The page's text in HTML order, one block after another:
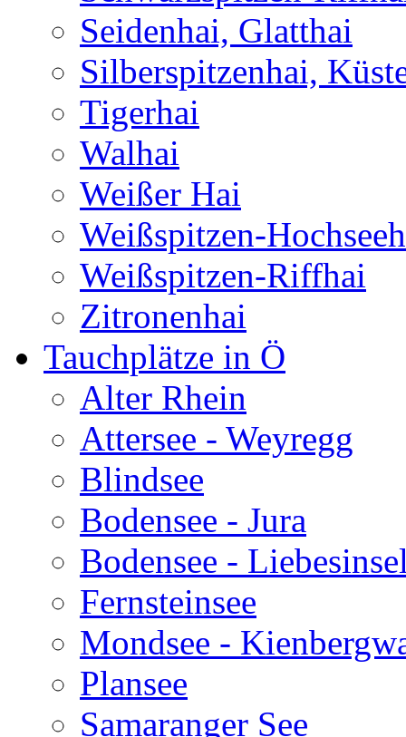
Seidenhai, Glatthai
Silberspitzenhai,
Tigerhai
Walhai
Weißer Hai
Weißspitzen-
Weißspitzen-Riffhai
Zitronenhai
Tauchplätze in Ö
Alter Rhein
Attersee - Weyregg
Blindsee
Bodensee - Jura
Bodensee -
Fernsteinsee
Mondsee -
Plansee
Samaranger See